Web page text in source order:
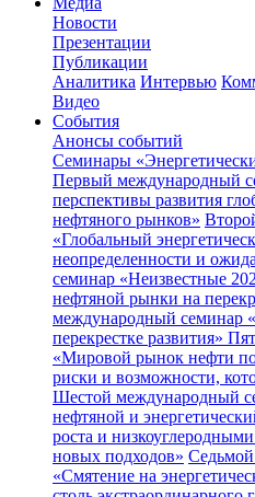
Новости
Презентации
Публикации
Аналитика Интервью
Видео
События
Анонсы событий
Семинары
Первый международный
перспективы развития
нефтяного рынков»
«Глобальный
неопределенности и
семинар «Неизвестные
нефтяной рынки на
международный семинар
перекрестке развития»
«Мировой рынок нефти
риски и возможности,
Шестой международный
нефтяной и
роста и
новых подходов»
«Смятение на